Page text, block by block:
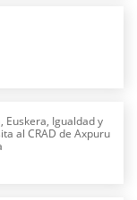
Euskera, Igualdad y
al CRAD de Axpuru